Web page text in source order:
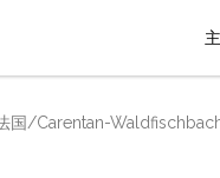
国/Carentan-